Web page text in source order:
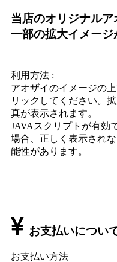
当店のオリジナル
一部の拡大イメージ
利用方法 :
アオザイのイメージの
リックしてください。
真が表示されます。
JAVAスクリプトが有効
場合、正しく表示され
能性があります。
お支払いについ
お支払い方法